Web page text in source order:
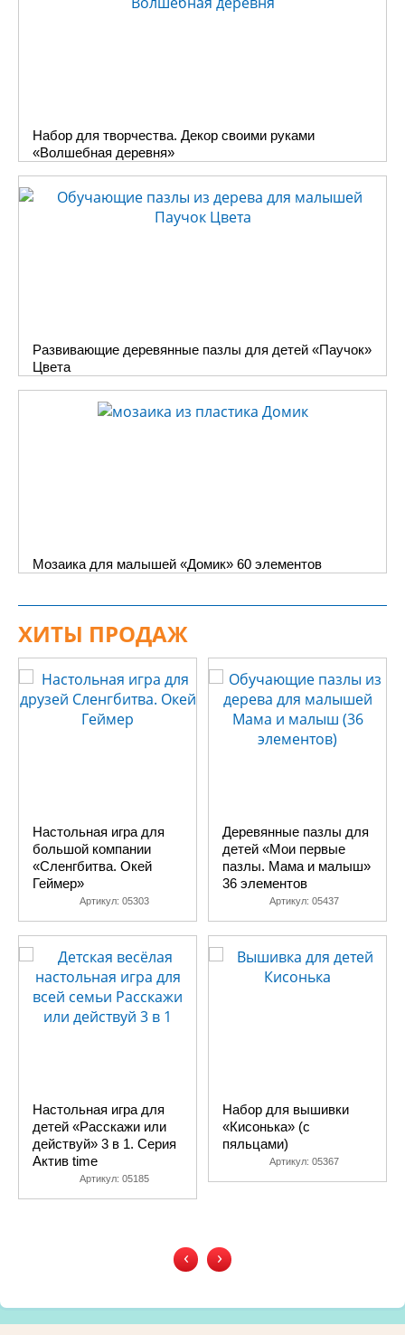
Набор для творчества. Декор своими руками
«Волшебная деревня»
Развивающие деревянные пазлы для детей «Паучок»
Цвета
Мозаика для малышей «Домик» 60 элементов
ХИТЫ ПРОДАЖ
Настольная игра для
большой компании
«Сленгбитва. Окей
Геймер»
Артикул: 05303
Настольная игра для
детей «Расскажи или
действуй» 3 в 1. Серия
Актив time
Артикул: 05185
Деревянные пазлы для
детей «Мои первые
пазлы. Мама и малыш»
36 элементов
Артикул: 05437
Набор для вышивки
«Кисонька» (с
пяльцами)
Артикул: 05367
‹ ›